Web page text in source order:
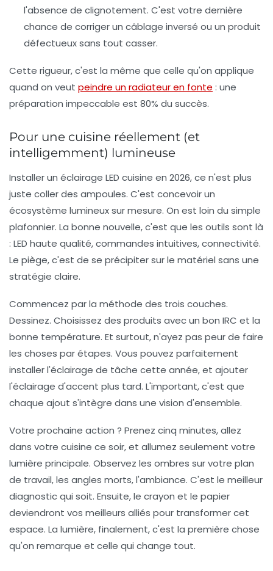
l'absence de clignotement. C'est votre dernière
chance de corriger un câblage inversé ou un produit
défectueux sans tout casser.
Cette rigueur, c'est la même que celle qu'on applique
quand on veut peindre un radiateur en fonte : une
préparation impeccable est 80% du succès.
Pour une cuisine réellement (et
intelligemment) lumineuse
Installer un éclairage LED cuisine en 2026, ce n'est plus
juste coller des ampoules. C'est concevoir un
écosystème lumineux sur mesure. On est loin du simple
plafonnier. La bonne nouvelle, c'est que les outils sont là
: LED haute qualité, commandes intuitives, connectivité.
Le piège, c'est de se précipiter sur le matériel sans une
stratégie claire.
Commencez par la méthode des trois couches.
Dessinez. Choisissez des produits avec un bon IRC et la
bonne température. Et surtout, n'ayez pas peur de faire
les choses par étapes. Vous pouvez parfaitement
installer l'éclairage de tâche cette année, et ajouter
l'éclairage d'accent plus tard. L'important, c'est que
chaque ajout s'intègre dans une vision d'ensemble.
Votre prochaine action ? Prenez cinq minutes, allez
dans votre cuisine ce soir, et allumez seulement votre
lumière principale. Observez les ombres sur votre plan
de travail, les angles morts, l'ambiance. C'est le meilleur
diagnostic qui soit. Ensuite, le crayon et le papier
deviendront vos meilleurs alliés pour transformer cet
espace. La lumière, finalement, c'est la première chose
qu'on remarque et celle qui change tout.